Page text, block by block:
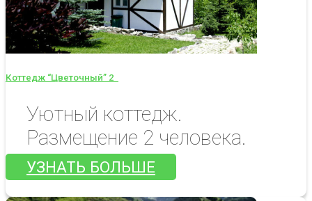
Коттедж “Цветочный” 2
Уютный коттедж.
Размещение 2 человека.
УЗНАТЬ БОЛЬШЕ